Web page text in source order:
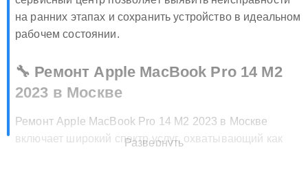
сервисный центр позволяет выявить неисправности
на ранних этапах и сохранить устройство в идеальном
рабочем состоянии.
🔧 Ремонт Apple MacBook Pro 14 M2
2023 в Москве
Ремонт Apple MacBook Pro 14 M2 2023 в Москве
включает широкий спектр услуг, охватывающий как
Развернуть